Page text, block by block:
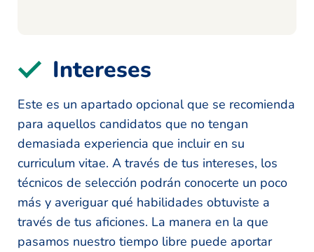
Intereses
Este es un apartado opcional que se recomienda
para aquellos candidatos que no tengan
demasiada experiencia que incluir en su
curriculum vitae. A través de tus intereses, los
técnicos de selección podrán conocerte un poco
más y averiguar qué habilidades obtuviste a
través de tus aficiones. La manera en la que
pasamos nuestro tiempo libre puede aportar